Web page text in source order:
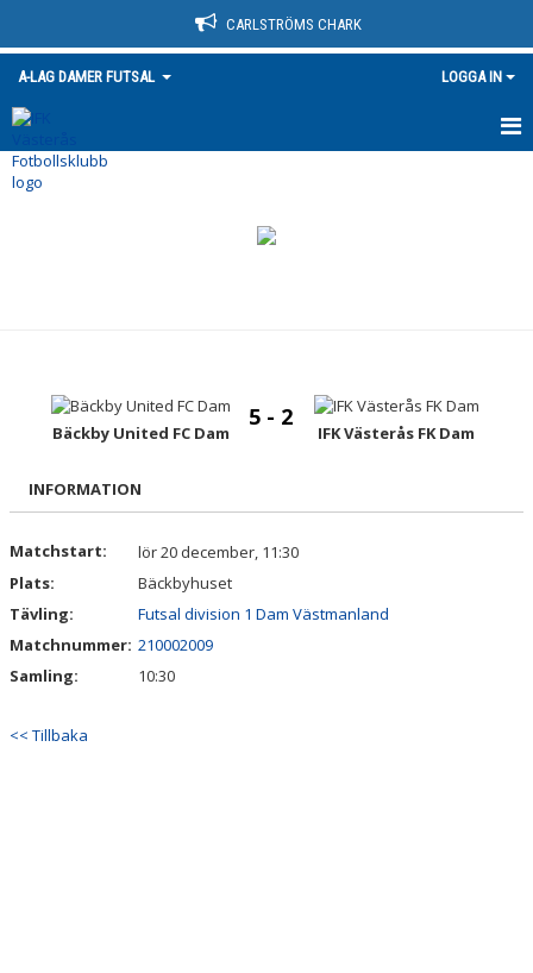
CARLSTRÖMS CHARK
A-LAG DAMER FUTSAL LOGGA IN
HEM
BILDGALLERI
DOKUMENT
Bäckby United FC Dam
5 - 2
IFK Västerås FK Dam
INFORMATION
Matchstart:
lör 20 december, 11:30
Plats:
Bäckbyhuset
Tävling:
Futsal division 1 Dam Västmanland
Matchnummer: 210002009
Samling:
10:30
<< Tillbaka